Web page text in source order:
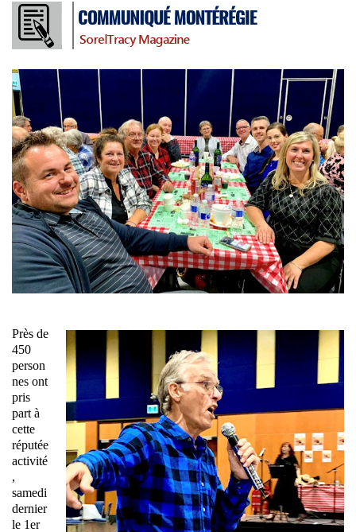
Près de
450
person
nes ont
pris
part à
cette
réputée
activité
,
samedi
dernier
le 1er